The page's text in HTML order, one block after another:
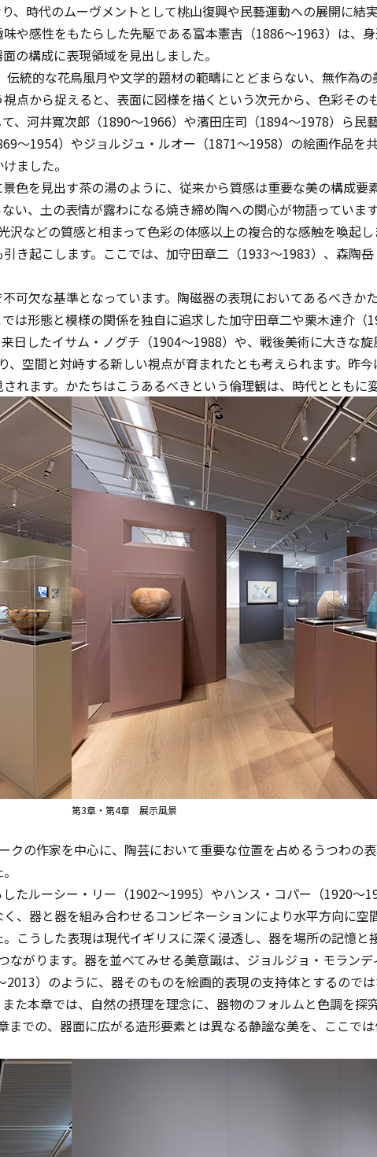
、時代のムーヴメントとして桃山復興や民藝運動への展開に結
や感性をもたらした先駆である富本憲吉（1886～1963）は、
の構成に表現領域を見出しました。
統的な花鳥風月や文学的題材の範疇にとどまらない、無作為
点から捉えると、表面に図様を描くという次元から、色彩その
、河井寬次郎（1890～1966）や濱田庄司（1894～1978）ら民
～1954）やジョルジュ・ルオー（1871～1958）の絵画作品を
ました。
色を見出す茶の湯のように、従来から質感は重要な美の構成要
い、土の表情が露わになる焼き締め陶への関心が物語っていま
などの質感と相まって色彩の体感以上の複合的な感触を喚起し
き起こします。ここでは、加守田章二（1933～1983）、森陶
可欠な基準となっています。陶磁器の表現においてあるべきか
は形態と模様の関係を独自に追求した加守田章二や栗木達介（
日したイサム・ノグチ（1904～1988）や、戦後美術に大きな
空間と対峙する新しい視点が育まれたとも考えられます。昨
れます。かたちはこうあるべきという倫理観は、時代とともに
第3章・第4章 展示風景
の作家を中心に、陶芸において重要な位置を占めるうつわの
たルーシー・リー（1902～1995）やハンス・コパー（1920～
、器と器を組み合わせるコンビネーションにより水平方向に空
こうした表現は現代イギリスに深く浸透し、器を場所の記憶と
がります。器を並べてみせる美意識は、ジョルジョ・モラン
）のように、器そのものを絵画的表現の支持体とするので
た本章では、自然の摂理を理念に、器物のフォルムと色調を探
での、器面に広がる造形要素とは異なる静謐な美を、ここで